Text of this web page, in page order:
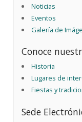
Noticias
Eventos
Galería de
Conoce
Historia
Lugares de
Fiestas y
Sede